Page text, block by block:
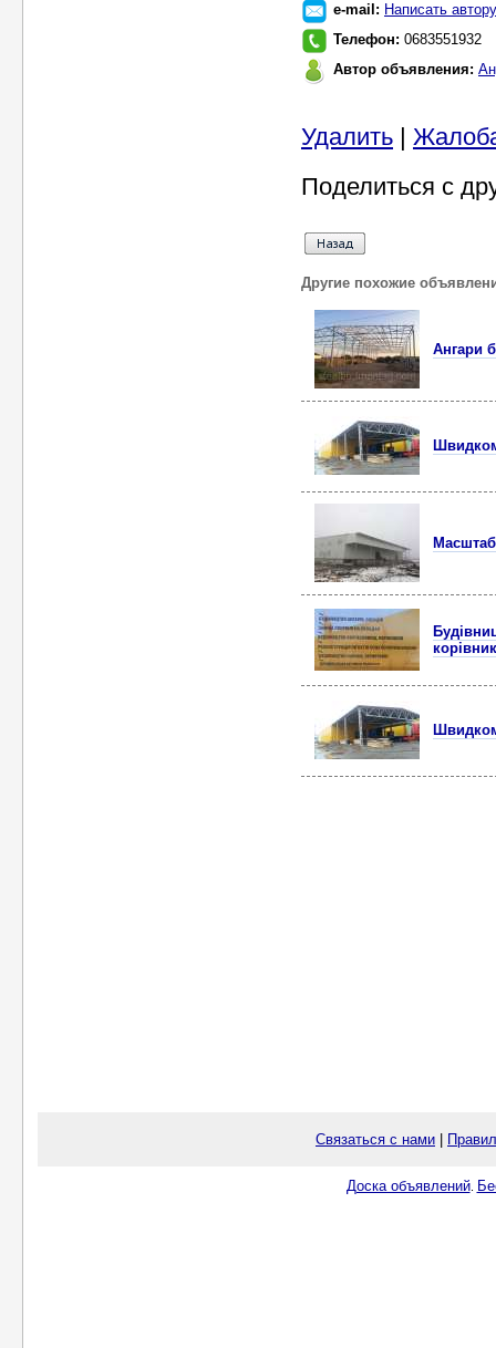
e-mail: Написать автору
Телефон: 0683551932
Автор объявления:
Удалить |
Поделиться с
Другие похожие
Ангари
Связаться с нами
Доска объявлений.